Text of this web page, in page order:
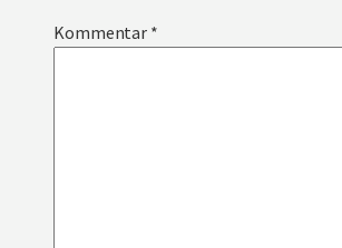
Kommentar *